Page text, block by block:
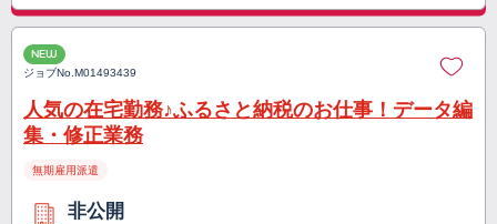
NEW
ジョブNo.M01493439
人気の在宅勤務♪ふるさと納税のお仕事！データ編
集・修正業務
無期雇用派遣
非公開